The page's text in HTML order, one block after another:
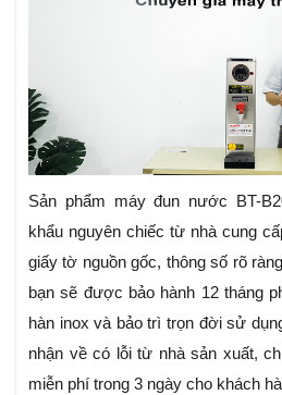
Sản phẩm máy đun nước BT-
khẩu nguyên chiếc từ nhà cung
giấy tờ nguồn gốc, thông số rõ
bạn sẽ được bảo hành 12 tháng
hàn inox và bảo trì trọn đời sử
nhận về có lỗi từ nhà sản xuất,
miễn phí trong 3 ngày cho khách